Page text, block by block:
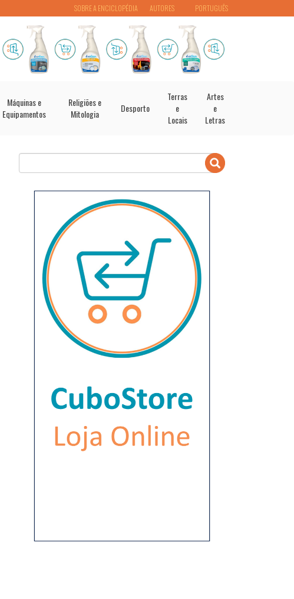
PORTUGUÊS
SOBRE A ENCICLOPÉDIA AUTORES
Máquinas e
Equipamentos
Religiões e
Mitologia
Desporto
Terras
e
Locais
Artes
e
Letras